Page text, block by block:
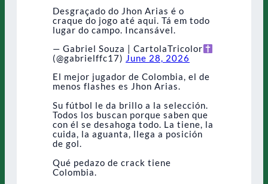
Desgraçado do Jhon Arias é o
craque do jogo até aqui. Tá em todo
lugar do campo. Incansável.
— Gabriel Souza | CartolaTricolor
(@gabrielffc17) June 28, 2026
El mejor jugador de Colombia, el de
menos flashes es Jhon Arias.
Su fútbol le da brillo a la selección.
Todos los buscan porque saben que
con él se desahoga todo. La tiene, la
cuida, la aguanta, llega a posición
de gol.
Qué pedazo de crack tiene
Colombia.